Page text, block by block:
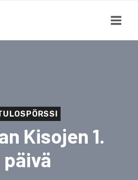
Kisojen 1.
päivä